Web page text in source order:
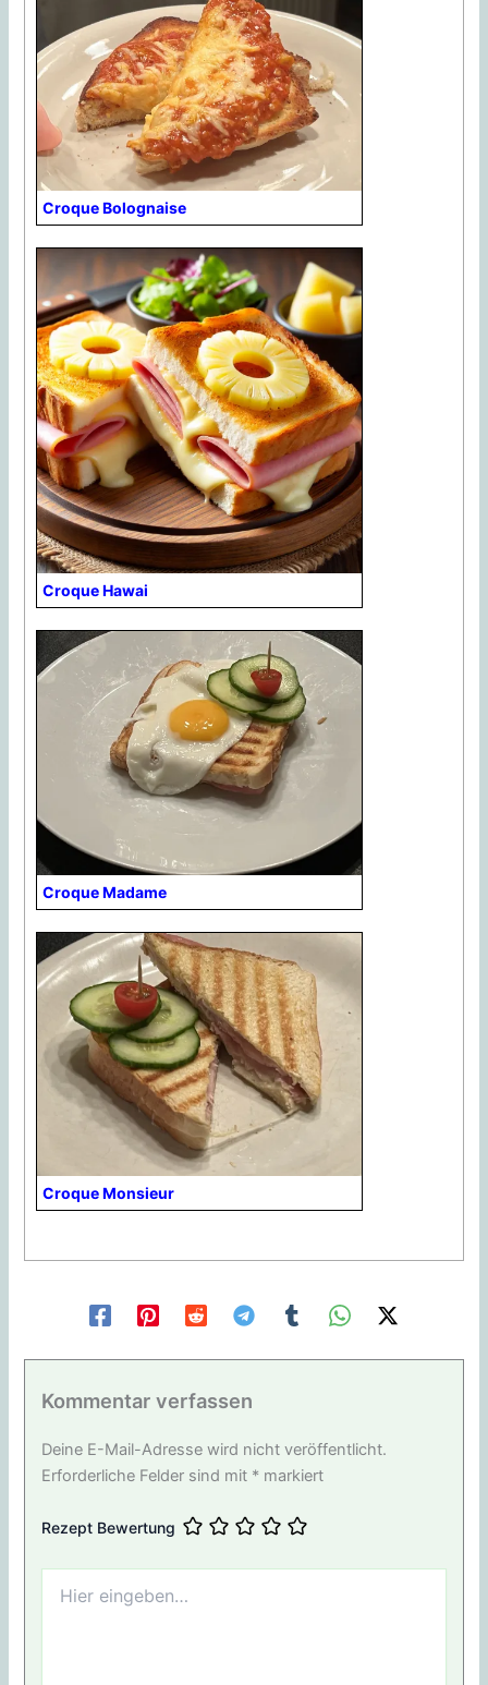
Croque Bolognaise
Croque Hawai
Croque Madame
Croque Monsieur
Kommentar verfassen
Deine E-Mail-Adresse wird nicht veröffentlicht.
Erforderliche Felder sind mit * markiert
Rezept Bewertung
eingeben…